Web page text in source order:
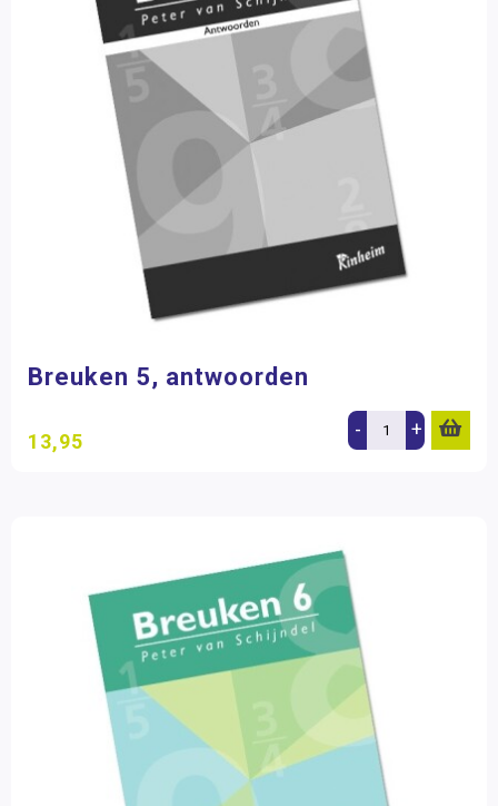
Breuken 5, antwoorden
13,95 - +